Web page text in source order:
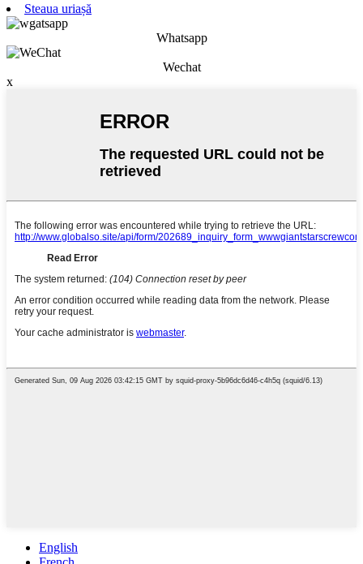
Steaua uriașă
Whatsapp
Wechat
x
English